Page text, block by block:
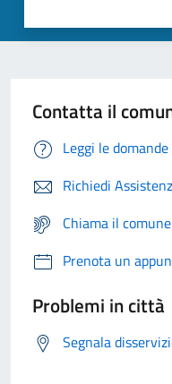
Contatta il
Leggi le
Richiedi
Chiama il
Prenota un
Problemi in città
Segnala